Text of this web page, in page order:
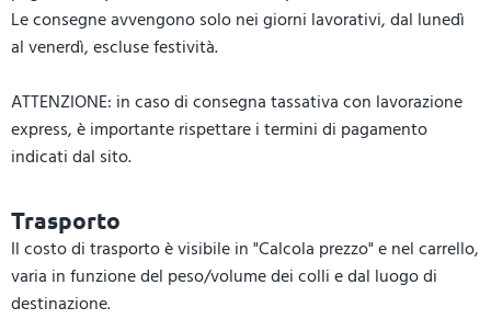
Le consegne avvengono solo nei giorni lavorativi, dal lunedì
al venerdì, escluse festività.
ATTENZIONE: in caso di consegna tassativa con lavorazione
express, è importante rispettare i termini di pagamento
indicati dal sito.
Trasporto
Il costo di trasporto è visibile in "Calcola prezzo" e nel carrello,
varia in funzione del peso/volume dei colli e dal luogo di
destinazione.